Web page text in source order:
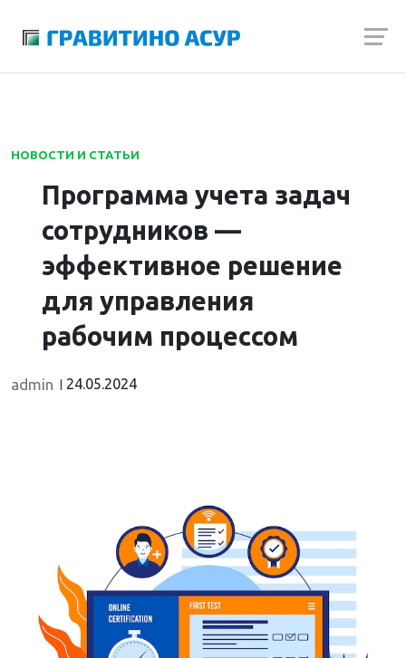
НОВОСТИ И СТАТЬИ
Программа учета задач
сотрудников —
эффективное решение
для управления
рабочим процессом
admin 24.05.2024